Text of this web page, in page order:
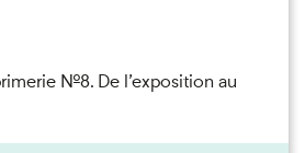
n°8. De l’exposition au